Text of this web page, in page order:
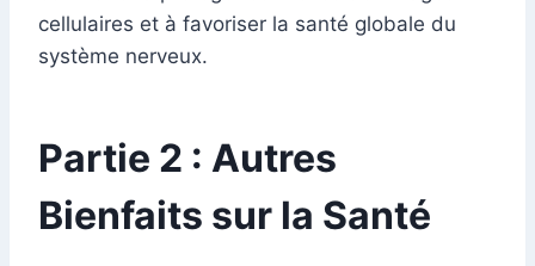
cellulaires et à favoriser la santé globale du
système nerveux.
Partie 2 : Autres
Bienfaits sur la Santé